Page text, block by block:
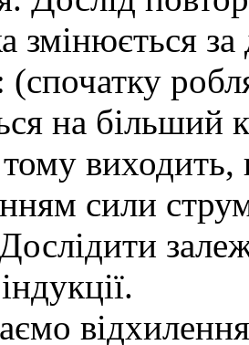
змінюється
на більший
сили